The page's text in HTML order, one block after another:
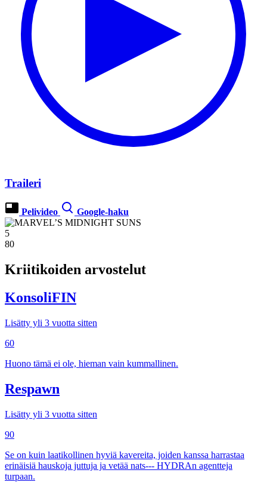
Traileri
Pelivideo Google-haku
5
80
Kriitikoiden arvostelut
KonsoliFIN
Lisätty yli 3 vuotta sitten
60
Huono tämä ei ole, hieman vain kummallinen.
Respawn
Lisätty yli 3 vuotta sitten
90
Se on kuin laatikollinen hyviä kavereita, joiden kanssa harrastaa
erinäisiä hauskoja juttuja ja vetää nats--- HYDRAn agentteja
turpaan.